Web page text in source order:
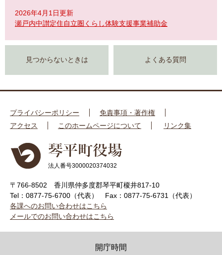
2026年4月1日更新
瀬戸内中讃定住自立圏くらし体験支援事業補助金
見つからないときは よくある質問
プライバシーポリシー
免責事項・著作権
アクセス
このホームページについて リンク集
法人番号3000020374032
〒766-8502 香川県仲多度郡琴平町榎井817-10
Tel：0877-75-6700（代表）
Fax：0877-75-6731（代表）
各課へのお問い合わせはこちら
メールでのお問い合わせはこちら
開庁時間